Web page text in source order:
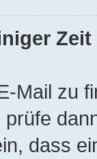
Mail zu
dass